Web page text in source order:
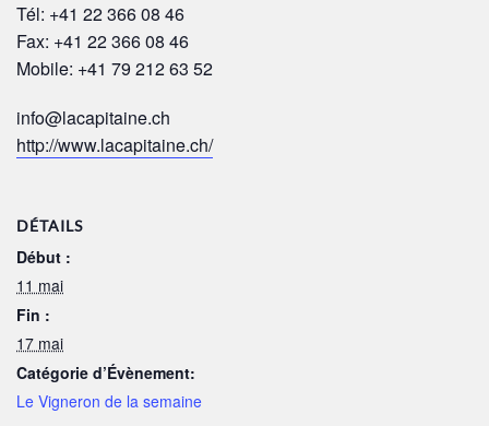
Tél: +41 22 366 08 46
Fax: +41 22 366 08 46
Mobile: +41 79 212 63 52
info@lacapitaine.ch
http://www.lacapitaine.ch/
DÉTAILS
Début :
11 mai
Fin :
17 mai
Catégorie d’Évènement:
Le Vigneron de la semaine